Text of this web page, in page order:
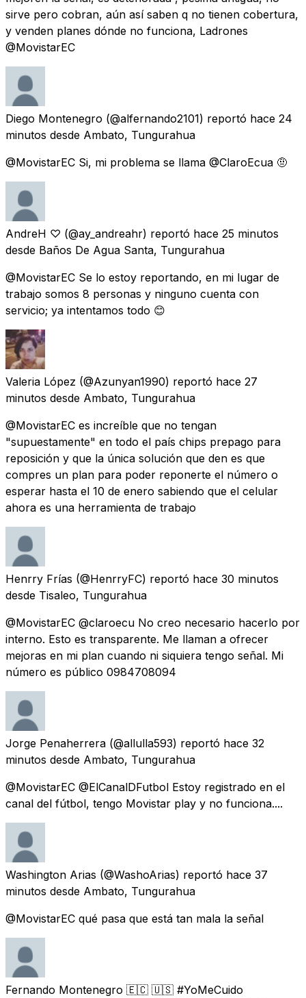
sirve pero cobran, aún así saben q no tienen cobertura,
y venden planes dónde no funciona, Ladrones
@MovistarEC
Diego Montenegro (@alfernando2101) reportó hace 24
minutos desde Ambato, Tungurahua
@MovistarEC Si, mi problema se llama @ClaroEcua 🤨
AndreH ♡ (@ay_andreahr) reportó hace 25 minutos
desde Baños De Agua Santa, Tungurahua
@MovistarEC Se lo estoy reportando, en mi lugar de
trabajo somos 8 personas y ninguno cuenta con
servicio; ya intentamos todo 😊
Valeria López (@Azunyan1990) reportó hace 27
minutos desde Ambato, Tungurahua
@MovistarEC es increíble que no tengan
"supuestamente" en todo el país chips prepago para
reposición y que la única solución que den es que
compres un plan para poder reponerte el número o
esperar hasta el 10 de enero sabiendo que el celular
ahora es una herramienta de trabajo
Henrry Frías (@HenrryFC) reportó hace 30 minutos
desde Tisaleo, Tungurahua
@MovistarEC @claroecu No creo necesario hacerlo por
interno. Esto es transparente. Me llaman a ofrecer
mejoras en mi plan cuando ni siquiera tengo señal. Mi
número es público 0984708094
Jorge Penaherrera (@allulla593) reportó hace 32
minutos desde Ambato, Tungurahua
@MovistarEC @ElCanalDFutbol Estoy registrado en el
canal del fútbol, tengo Movistar play y no funciona....
Washington Arias (@WashoArias) reportó hace 37
minutos desde Ambato, Tungurahua
@MovistarEC qué pasa que está tan mala la señal
Fernando Montenegro 🇪🇨 🇺🇸 #YoMeCuido